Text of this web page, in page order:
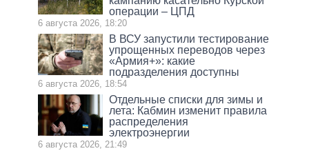
операции – ЦПД
6 августа 2026, 18:20
В ВСУ запустили тестирование
упрощенных переводов через
«Армия+»: какие
подразделения доступны
6 августа 2026, 18:54
Отдельные списки для зимы и
лета: Кабмин изменит правила
распределения
электроэнергии
6 августа 2026, 21:49